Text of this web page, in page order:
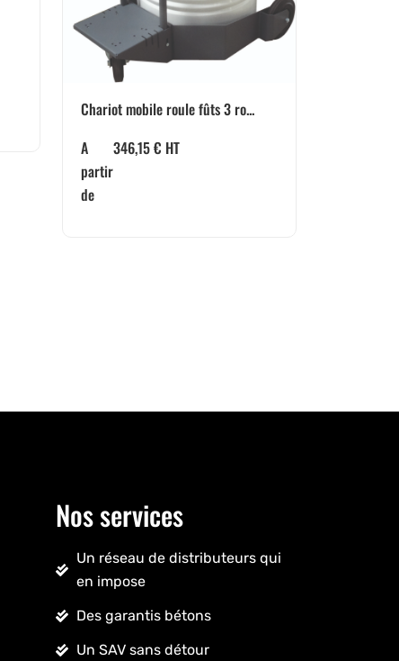
Chariot mobile roule fûts 3 ro...
A
partir
de
346,15€ HT
Nos services
Un réseau de distributeurs qui
en impose
Des garantis bétons
Un SAV sans détour